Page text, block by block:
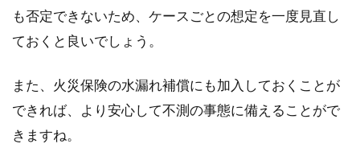
も否定できないため、ケースごとの想定を一度見直し
ておくと良いでしょう。
また、火災保険の水漏れ補償にも加入しておくことが
できれば、より安心して不測の事態に備えることがで
きますね。